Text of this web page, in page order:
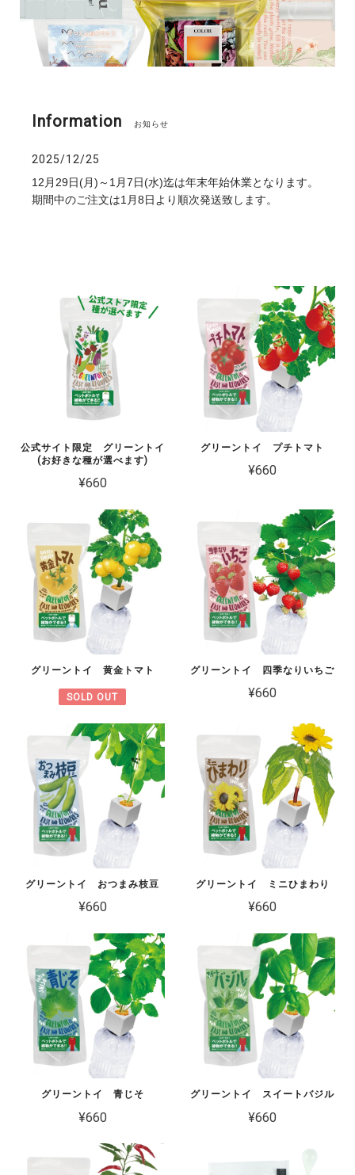
Information お知らせ
2025/12/25
12月29日(月)～1月7日(水)迄は年末年始休業となります。
期間中のご注文は1月8日より順次発送致します。
公式サイト限定 グリーントイ
(お好きな種が選べます)
¥660
グリーントイ プチトマト
¥660
グリーントイ 黄金トマト
SOLD OUT
グリーントイ 四季なりいちご
¥660
グリーントイ おつまみ枝豆
¥660
グリーントイ ミニひまわり
¥660
グリーントイ 青じそ
¥660
グリーントイ スイートバジル
¥660